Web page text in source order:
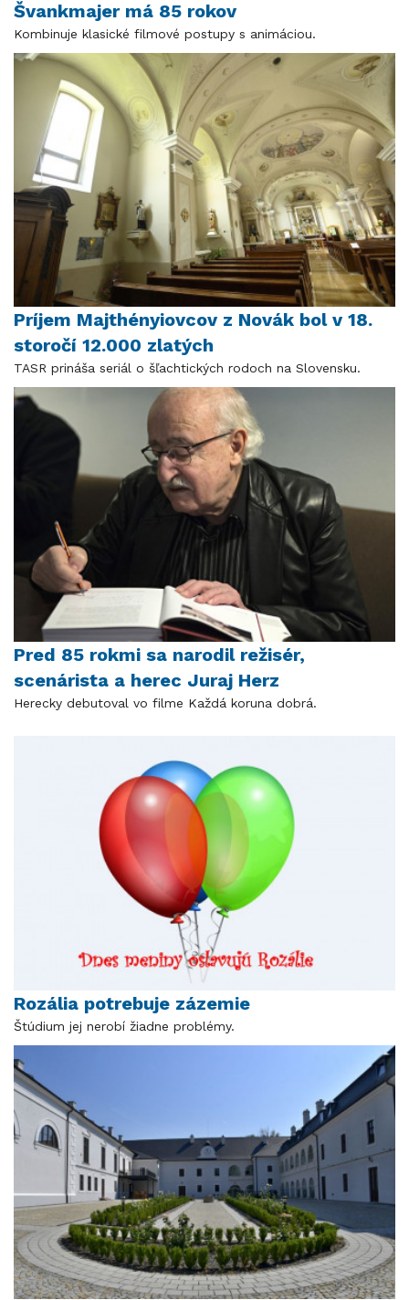
Švankmajer má 85 rokov
Kombinuje klasické filmové postupy s animáciou.
Príjem Majthényiovcov z Novák bol v 18.
storočí 12.000 zlatých
TASR prináša seriál o šľachtických rodoch na Slovensku.
Pred 85 rokmi sa narodil režisér,
scenárista a herec Juraj Herz
Herecky debutoval vo filme Každá koruna dobrá.
Rozália potrebuje zázemie
Štúdium jej nerobí žiadne problémy.